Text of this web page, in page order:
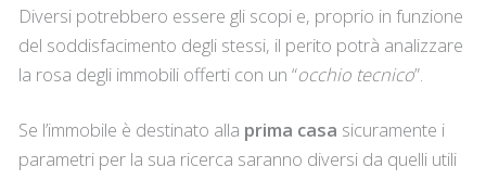
Diversi potrebbero essere gli scopi e, proprio in funzione
del soddisfacimento degli stessi, il perito potrà analizzare
la rosa degli immobili offerti con un “occhio tecnico”.
Se l’immobile è destinato alla prima casa sicuramente i
parametri per la sua ricerca saranno diversi da quelli utili